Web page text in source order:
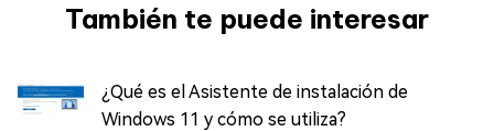
También te puede interesar
¿Qué es el Asistente de instalación de
Windows 11 y cómo se utiliza?